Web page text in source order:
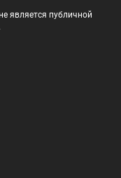
является публичной